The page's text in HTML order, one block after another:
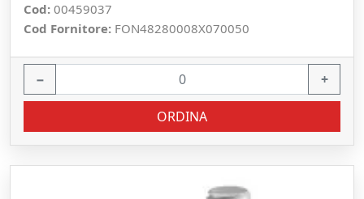
Cod: 00459037
Cod Fornitore: FON48280008X070050
− +
ORDINA